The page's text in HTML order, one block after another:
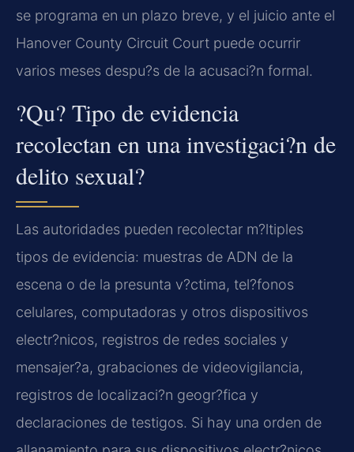
se programa en un plazo breve, y el juicio ante el
Hanover County Circuit Court puede ocurrir
varios meses despu?s de la acusaci?n formal.
?Qu? Tipo de evidencia
recolectan en una investigaci?n de
delito sexual?
Las autoridades pueden recolectar m?ltiples
tipos de evidencia: muestras de ADN de la
escena o de la presunta v?ctima, tel?fonos
celulares, computadoras y otros dispositivos
electr?nicos, registros de redes sociales y
mensajer?a, grabaciones de videovigilancia,
registros de localizaci?n geogr?fica y
declaraciones de testigos. Si hay una orden de